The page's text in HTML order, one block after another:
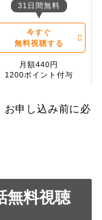
31日間無料
今すぐ
無料視聴する
月額440円
1200ポイント付与
お申し込み前に必
無料視聴